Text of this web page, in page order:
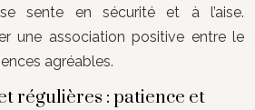
se sente en sécurité et à l’aise.
une association positive entre le
agréables.
régulières : patience et